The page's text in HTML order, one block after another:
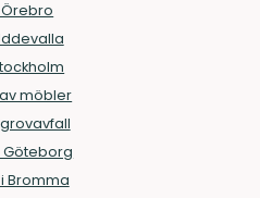
Örebro
möbler
Göteborg
Bromma